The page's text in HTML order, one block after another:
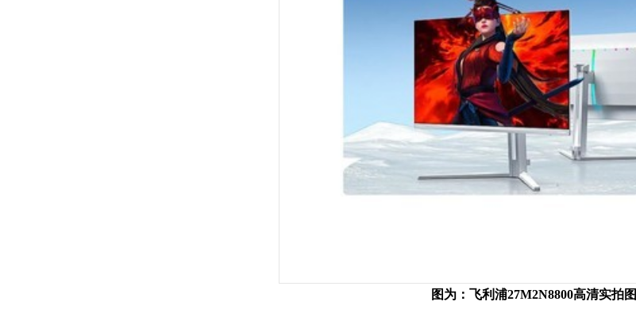
图为：飞利浦27M2N8800高清实拍图